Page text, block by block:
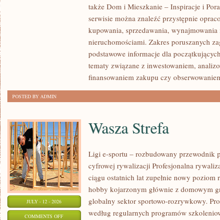
także Dom i Mieszkanie – Inspiracje i
serwisie można znaleźć przystępnie
kupowania, sprzedawania, wynajmowania
nieruchomościami. Zakres poruszanych
podstawowe informacje dla
tematy związane z inwestowaniem,
finansowaniem zakupu czy
POSTED BY ADMIN
JULY - 12 - 2026
COMMENTS OFFON
Wasza Strefa
Ligi e-sportu – rozbudowany przewodnik
cyfrowej rywalizacji Profesjonalna
ciągu ostatnich lat zupełnie nowy poziom
hobby kojarzonym głównie z domowym
globalny sektor sportowo-rozrywkowy.
według regularnych programów